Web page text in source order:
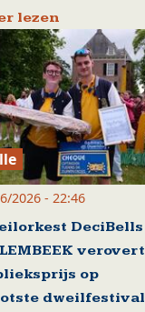
lezen
2026 - 22:46
DeciBells
verovert
op
dweilfestival